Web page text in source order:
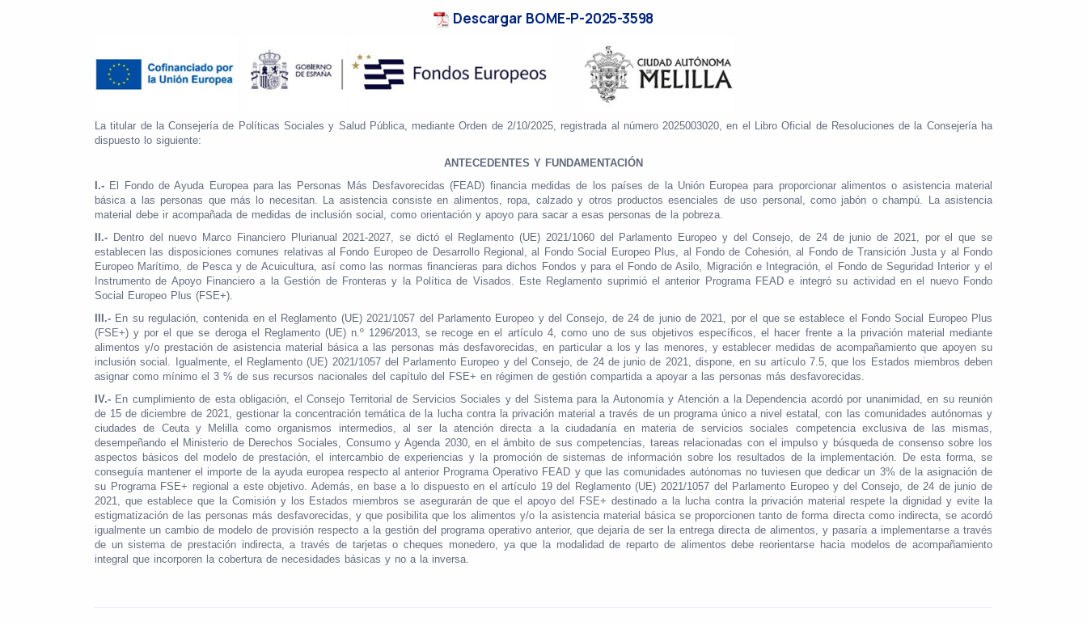
Descargar BOME-P-2025-3598
La titular de la Consejería de Políticas Sociales y Salud Pública, mediante Orden de 2/10/2025, registrada al número 2025003020, en el Libro Oficial de Resoluciones de la Consejería ha
dispuesto lo siguiente:
ANTECEDENTES Y FUNDAMENTACIÓN
I.- El Fondo de Ayuda Europea para las Personas Más Desfavorecidas (FEAD) financia medidas de los países de la Unión Europea para proporcionar alimentos o asistencia material
básica a las personas que más lo necesitan. La asistencia consiste en alimentos, ropa, calzado y otros productos esenciales de uso personal, como jabón o champú. La asistencia
material debe ir acompañada de medidas de inclusión social, como orientación y apoyo para sacar a esas personas de la pobreza.
II.- Dentro del nuevo Marco Financiero Plurianual 2021-2027, se dictó el Reglamento (UE) 2021/1060 del Parlamento Europeo y del Consejo, de 24 de junio de 2021, por el que se
establecen las disposiciones comunes relativas al Fondo Europeo de Desarrollo Regional, al Fondo Social Europeo Plus, al Fondo de Cohesión, al Fondo de Transición Justa y al Fondo
Europeo Marítimo, de Pesca y de Acuicultura, así como las normas financieras para dichos Fondos y para el Fondo de Asilo, Migración e Integración, el Fondo de Seguridad Interior y el
Instrumento de Apoyo Financiero a la Gestión de Fronteras y la Política de Visados. Este Reglamento suprimió el anterior Programa FEAD e integró su actividad en el nuevo Fondo
Social Europeo Plus (FSE+).
III.- En su regulación, contenida en el Reglamento (UE) 2021/1057 del Parlamento Europeo y del Consejo, de 24 de junio de 2021, por el que se establece el Fondo Social Europeo Plus
(FSE+) y por el que se deroga el Reglamento (UE) n.º 1296/2013, se recoge en el artículo 4, como uno de sus objetivos específicos, el hacer frente a la privación material mediante
alimentos y/o prestación de asistencia material básica a las personas más desfavorecidas, en particular a los y las menores, y establecer medidas de acompañamiento que apoyen su
inclusión social. Igualmente, el Reglamento (UE) 2021/1057 del Parlamento Europeo y del Consejo, de 24 de junio de 2021, dispone, en su artículo 7.5, que los Estados miembros deben
asignar como mínimo el 3 % de sus recursos nacionales del capítulo del FSE+ en régimen de gestión compartida a apoyar a las personas más desfavorecidas.
IV.- En cumplimiento de esta obligación, el Consejo Territorial de Servicios Sociales y del Sistema para la Autonomía y Atención a la Dependencia acordó por unanimidad, en su reunión
de 15 de diciembre de 2021, gestionar la concentración temática de la lucha contra la privación material a través de un programa único a nivel estatal, con las comunidades autónomas y
ciudades de Ceuta y Melilla como organismos intermedios, al ser la atención directa a la ciudadanía en materia de servicios sociales competencia exclusiva de las mismas,
desempeñando el Ministerio de Derechos Sociales, Consumo y Agenda 2030, en el ámbito de sus competencias, tareas relacionadas con el impulso y búsqueda de consenso sobre los
aspectos básicos del modelo de prestación, el intercambio de experiencias y la promoción de sistemas de información sobre los resultados de la implementación. De esta forma, se
conseguía mantener el importe de la ayuda europea respecto al anterior Programa Operativo FEAD y que las comunidades autónomas no tuviesen que dedicar un 3% de la asignación de
su Programa FSE+ regional a este objetivo. Además, en base a lo dispuesto en el artículo 19 del Reglamento (UE) 2021/1057 del Parlamento Europeo y del Consejo, de 24 de junio de
2021, que establece que la Comisión y los Estados miembros se asegurarán de que el apoyo del FSE+ destinado a la lucha contra la privación material respete la dignidad y evite la
estigmatización de las personas más desfavorecidas, y que posibilita que los alimentos y/o la asistencia material básica se proporcionen tanto de forma directa como indirecta, se acordó
igualmente un cambio de modelo de provisión respecto a la gestión del programa operativo anterior, que dejaría de ser la entrega directa de alimentos, y pasaría a implementarse a través
de un sistema de prestación indirecta, a través de tarjetas o cheques monedero, ya que la modalidad de reparto de alimentos debe reorientarse hacia modelos de acompañamiento
integral que incorporen la cobertura de necesidades básicas y no a la inversa.